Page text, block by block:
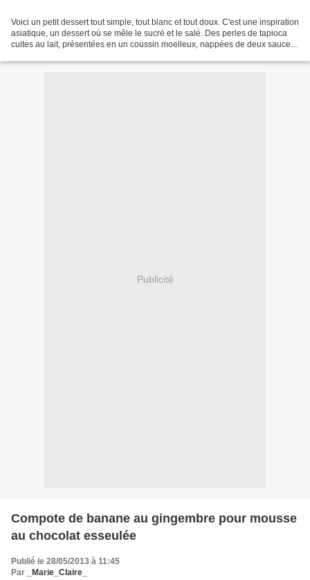
Voici un petit dessert tout simple, tout blanc et tout doux. C'est une inspiration
asiatique, un dessert où se mêle le sucré et le salé. Des perles de tapioca
cuites au lait, présentées en un coussin moelleux, nappées de deux sauces :
Publicité
Compote de banane au gingembre pour mousse
au chocolat esseulée
Publié le 28/05/2013 à 11:45
Par
_Marie_Claire_